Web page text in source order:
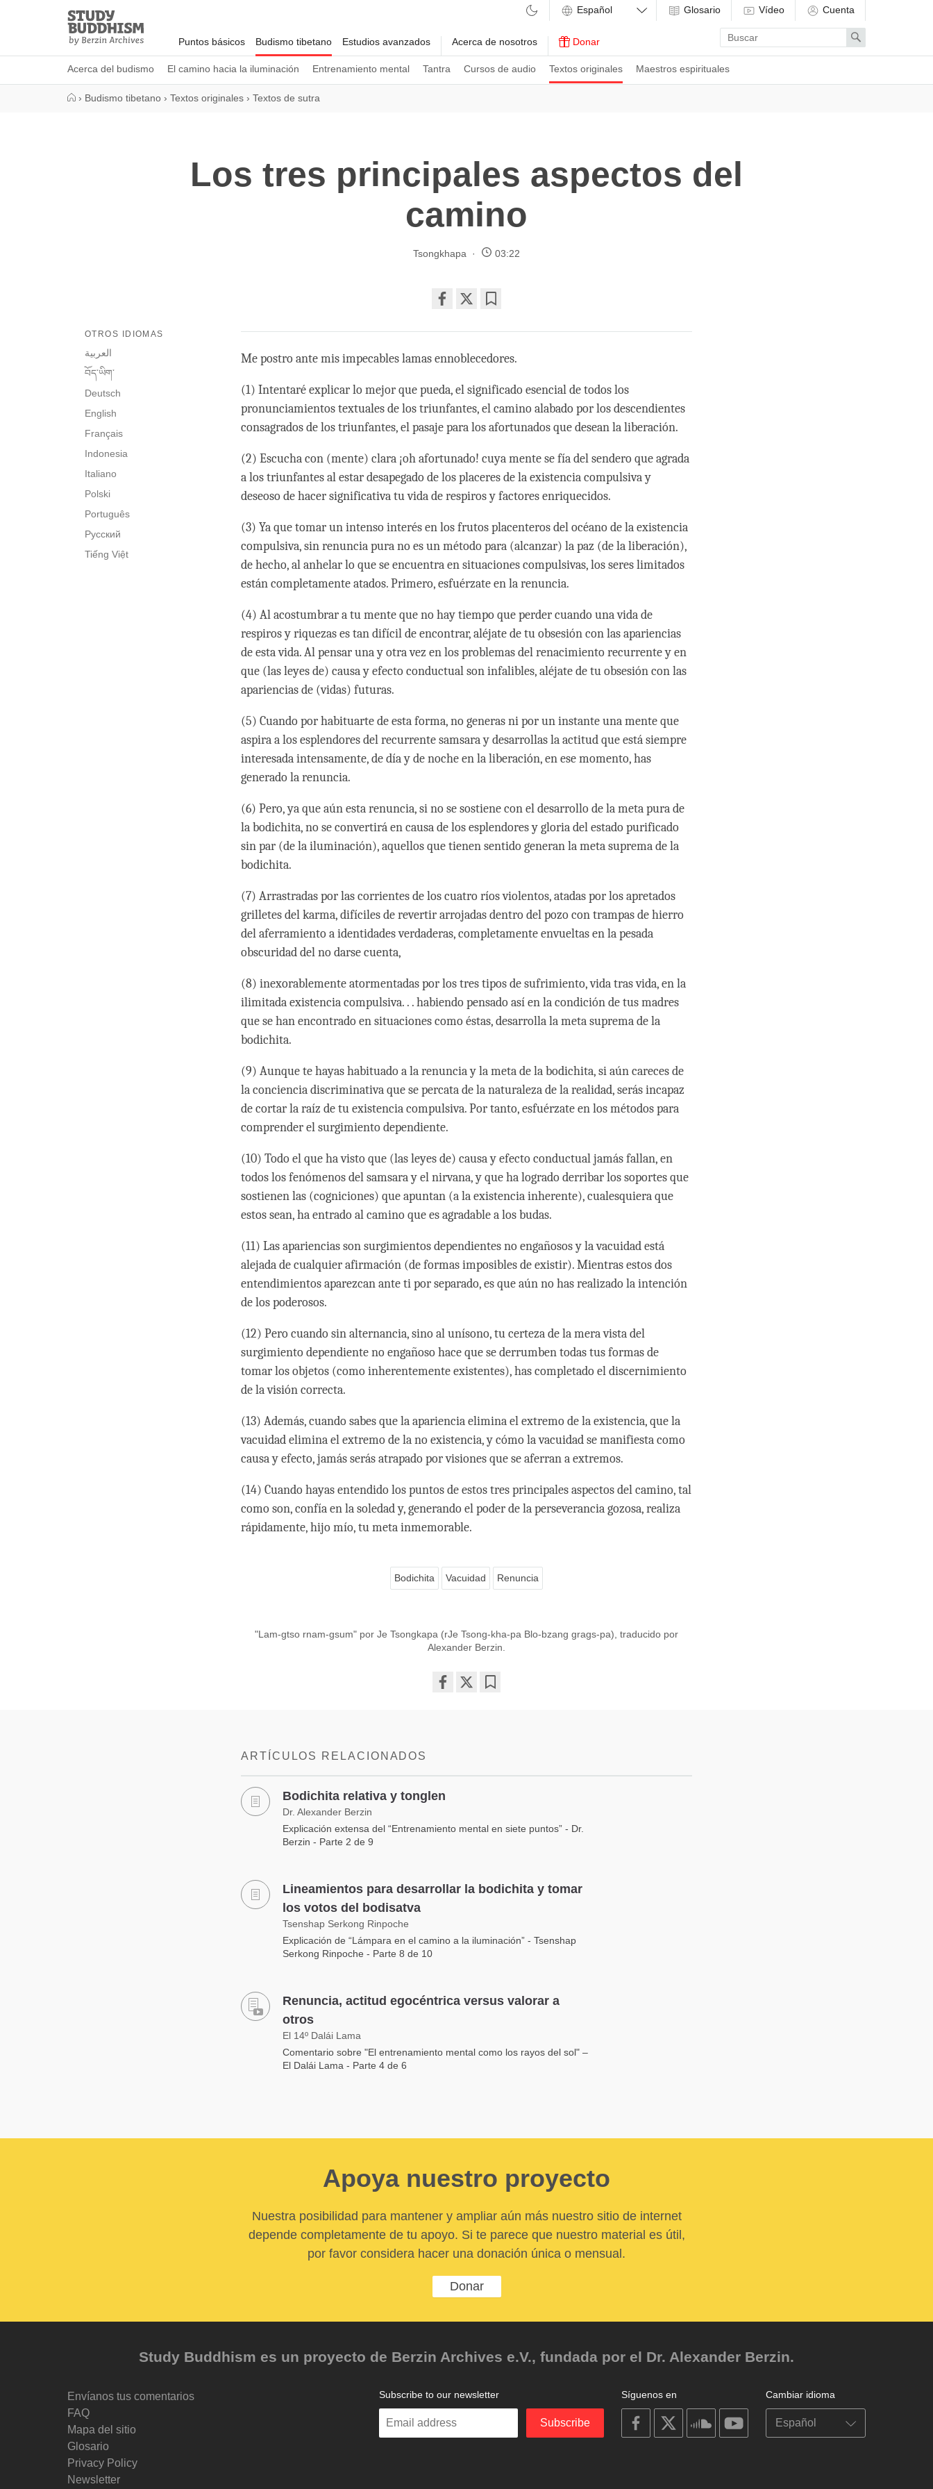
Study
Buddhism
Home
Puntos básicos Budismo tibetano
Acerca del budismo El camino hacia la iluminación Entrenamiento mental Tantra Cursos de audio Textos originales Maestros espirituales
Estudios avanzados Acerca de nosotros Donar
Glosario Vídeo Cuenta
Enter
search
term
Search
› Budismo tibetano › Textos originales › Textos de sutra
Los tres principales aspectos del
camino
Tsongkhapa 03:22
on
facebook
OTROS IDIOMAS
العربية
བོད་ཡིག་
Deutsch
English
Français
Indonesia
Italiano
Polski
Português
Русский
Tiếng Việt
Me postro ante mis impecables lamas ennoblecedores.
(1) Intentaré explicar lo mejor que pueda, el significado esencial de todos los
pronunciamientos textuales de los triunfantes, el camino alabado por los descendientes
consagrados de los triunfantes, el pasaje para los afortunados que desean la liberación.
(2) Escucha con (mente) clara ¡oh afortunado! cuya mente se fía del sendero que agrada
a los triunfantes al estar desapegado de los placeres de la existencia compulsiva y
deseoso de hacer significativa tu vida de respiros y factores enriquecidos.
(3) Ya que tomar un intenso interés en los frutos placenteros del océano de la existencia
compulsiva, sin renuncia pura no es un método para (alcanzar) la paz (de la liberación),
de hecho, al anhelar lo que se encuentra en situaciones compulsivas, los seres limitados
están completamente atados. Primero, esfuérzate en la renuncia.
(4) Al acostumbrar a tu mente que no hay tiempo que perder cuando una vida de
respiros y riquezas es tan difícil de encontrar, aléjate de tu obsesión con las apariencias
de esta vida. Al pensar una y otra vez en los problemas del renacimiento recurrente y en
que (las leyes de) causa y efecto conductual son infalibles, aléjate de tu obsesión con las
apariencias de (vidas) futuras.
(5) Cuando por habituarte de esta forma, no generas ni por un instante una mente que
aspira a los esplendores del recurrente samsara y desarrollas la actitud que está siempre
interesada intensamente, de día y de noche en la liberación, en ese momento, has
generado la renuncia.
(6) Pero, ya que aún esta renuncia, si no se sostiene con el desarrollo de la meta pura de
la bodichita, no se convertirá en causa de los esplendores y gloria del estado purificado
sin par (de la iluminación), aquellos que tienen sentido generan la meta suprema de la
bodichita.
(7) Arrastradas por las corrientes de los cuatro ríos violentos, atadas por los apretados
grilletes del karma, difíciles de revertir arrojadas dentro del pozo con trampas de hierro
del aferramiento a identidades verdaderas, completamente envueltas en la pesada
obscuridad del no darse cuenta,
(8) inexorablemente atormentadas por los tres tipos de sufrimiento, vida tras vida, en la
ilimitada existencia compulsiva. . . habiendo pensado así en la condición de tus madres
que se han encontrado en situaciones como éstas, desarrolla la meta suprema de la
bodichita.
(9) Aunque te hayas habituado a la renuncia y la meta de la bodichita, si aún careces de
la conciencia discriminativa que se percata de la naturaleza de la realidad, serás incapaz
de cortar la raíz de tu existencia compulsiva. Por tanto, esfuérzate en los métodos para
comprender el surgimiento dependiente.
(10) Todo el que ha visto que (las leyes de) causa y efecto conductual jamás fallan, en
todos los fenómenos del samsara y el nirvana, y que ha logrado derribar los soportes que
sostienen las (cogniciones) que apuntan (a la existencia inherente), cualesquiera que
estos sean, ha entrado al camino que es agradable a los budas.
(11) Las apariencias son surgimientos dependientes no engañosos y la vacuidad está
alejada de cualquier afirmación (de formas imposibles de existir). Mientras estos dos
entendimientos aparezcan ante ti por separado, es que aún no has realizado la intención
de los poderosos.
(12) Pero cuando sin alternancia, sino al unísono, tu certeza de la mera vista del
surgimiento dependiente no engañoso hace que se derrumben todas tus formas de
tomar los objetos (como inherentemente existentes), has completado el discernimiento
de la visión correcta.
(13) Además, cuando sabes que la apariencia elimina el extremo de la existencia, que la
vacuidad elimina el extremo de la no existencia, y cómo la vacuidad se manifiesta como
causa y efecto, jamás serás atrapado por visiones que se aferran a extremos.
(14) Cuando hayas entendido los puntos de estos tres principales aspectos del camino, tal
como son, confía en la soledad y, generando el poder de la perseverancia gozosa, realiza
rápidamente, hijo mío, tu meta inmemorable.
Bodichita Vacuidad Renuncia
"Lam-gtso rnam-gsum" por Je Tsongkapa (rJe Tsong-kha-pa Blo-bzang grags-pa), traducido por
Alexander Berzin.
ARTÍCULOS RELACIONADOS
Bodichita relativa y tonglen
Dr. Alexander Berzin
Explicación extensa del “Entrenamiento mental en siete puntos” - Dr.
Berzin - Parte 2 de 9
Lineamientos para desarrollar la bodichita y tomar
los votos del bodisatva
Tsenshap Serkong Rinpoche
Explicación de “Lámpara en el camino a la iluminación” - Tsenshap
Serkong Rinpoche - Parte 8 de 10
Renuncia, actitud egocéntrica versus valorar a
otros
El 14º Dalái Lama
Comentario sobre "El entrenamiento mental como los rayos del sol" –
El Dalái Lama - Parte 4 de 6
Apoya nuestro proyecto
Nuestra posibilidad para mantener y ampliar aún más nuestro sitio de internet
depende completamente de tu apoyo. Si te parece que nuestro material es útil,
por favor considera hacer una donación única o mensual.
Donar
Study Buddhism es un proyecto de Berzin Archives e.V., fundada por el Dr. Alexander Berzin.
Envíanos tus comentarios
FAQ
Mapa del sitio
Glosario
Privacy Policy
Newsletter
Cambiar idioma
Síguenos en
on
facebook
soundcloudyoutube
Subscribe to our newsletter
Enter
Subscribe